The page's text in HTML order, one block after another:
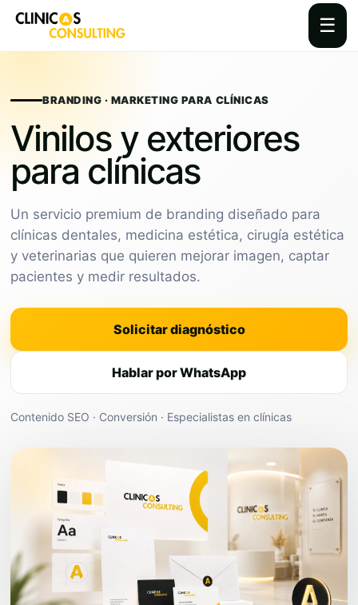
☰
contentBRANDING · MARKETING PARA CLÍNICAS
Vinilos y exteriores
para clínicas
Un servicio premium de branding diseñado para
clínicas dentales, medicina estética, cirugía estética
y veterinarias que quieren mejorar imagen, captar
pacientes y medir resultados.
Solicitar diagnóstico
Hablar por WhatsApp
Contenido SEO · Conversión · Especialistas en clínicas